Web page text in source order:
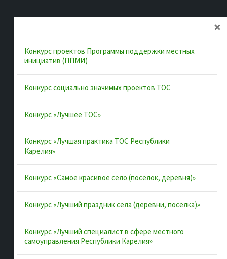
Об ассоциации
Документы
Муниципальные образования
Конкурсы и лучшие практики
Контакты
Полезные ссылки
Интернет-портал Республики Карелия
Территориальное общественное самоуправление в
Республике Карелия
Конкурс проектов Программы поддержки местных
инициатив (ППМИ)
Конкурс социально значимых проектов ТОС
Конкурс «Лучшее ТОС»
Конкурс «Лучшая практика ТОС Республики
Карелия»
Конкурс «Самое красивое село (поселок, деревня)»
Конкурс «Лучший праздник села (деревни, поселка)»
Конкурс «Лучший специалист в сфере местного
самоуправления Республики Карелия»